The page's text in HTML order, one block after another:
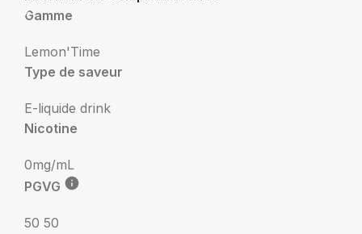
Gamme
Lemon'Time
Type de saveur
E-liquide drink
Nicotine
0mg/mL
PGVG
50 50